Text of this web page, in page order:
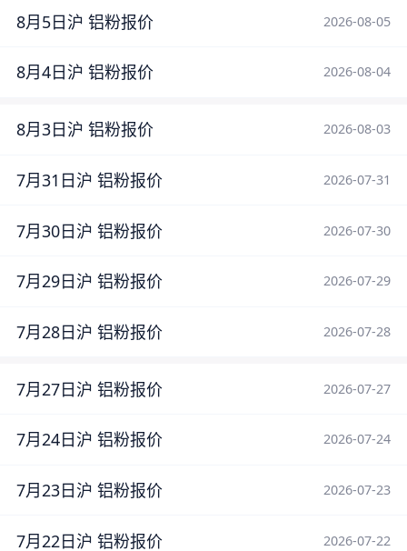
8月5日沪 铝粉报价 2026-08-05
8月4日沪 铝粉报价 2026-08-04
8月3日沪 铝粉报价 2026-08-03
7月31日沪 铝粉报价 2026-07-31
7月30日沪 铝粉报价 2026-07-30
7月29日沪 铝粉报价 2026-07-29
7月28日沪 铝粉报价 2026-07-28
7月27日沪 铝粉报价 2026-07-27
7月24日沪 铝粉报价 2026-07-24
7月23日沪 铝粉报价 2026-07-23
7月22日沪 铝粉报价 2026-07-22